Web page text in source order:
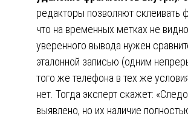
редакторы позволяют склеивать
что на временных метках не
уверенного вывода нужен
эталонной записью (одним
того же телефона в тех же
нет. Тогда эксперт скажет:
выявлено, но их наличие